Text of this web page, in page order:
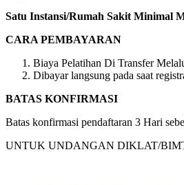
Satu Instansi/Rumah Sakit Minimal
CARA PEMBAYARAN
Biaya Pelatihan Di Transfer
Dibayar langsung pada saat
BATAS KONFIRMASI
Batas konfirmasi pendaftaran 3 Hari
UNTUK UNDANGAN DIKLAT/